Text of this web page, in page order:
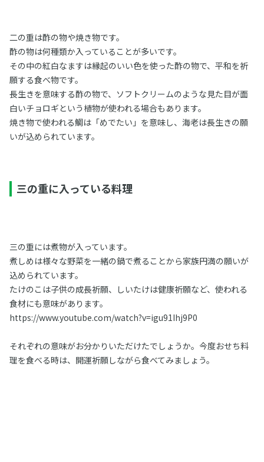
二の重は酢の物や焼き物です。
酢の物は何種類か入っていることが多いです。
その中の紅白なますは縁起のいい色を使った酢の物で、平和を祈
願する食べ物です。
長生きを意味する酢の物で、ソフトクリームのような見た目が面
白いチョロギという植物が使われる場合もあります。
焼き物で使われる鯛は「めでたい」を意味し、海老は長生きの願
いが込められています。
三の重に入っている料理
三の重には煮物が入っています。
煮しめは様々な野菜を一緒の鍋で煮ることから家族円満の願いが
込められています。
たけのこは子供の成長祈願、しいたけは健康祈願など、使われる
食材にも意味があります。
https://www.youtube.com/watch?v=igu91Ihj9P0
それぞれの意味がお分かりいただけたでしょうか。今度おせち料
理を食べる時は、開運祈願しながら食べてみましょう。